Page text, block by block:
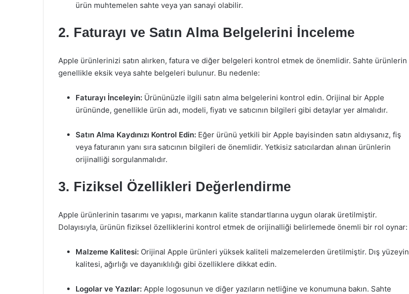
ürün muhtemelen sahte veya yan sanayi olabilir.
2. Faturayı ve Satın Alma Belgelerini İnceleme
Apple ürünlerinizi satın alırken, fatura ve diğer belgeleri kontrol etmek de önemlidir. Sahte ürünlerin
genellikle eksik veya sahte belgeleri bulunur. Bu nedenle:
Faturayı İnceleyin: Ürününüzle ilgili satın alma belgelerini kontrol edin. Orijinal bir Apple
ürününde, genellikle ürün adı, modeli, fiyatı ve satıcının bilgileri gibi detaylar yer almalıdır.
Satın Alma Kaydınızı Kontrol Edin: Eğer ürünü yetkili bir Apple bayisinden satın aldıysanız, fiş
veya faturanın yanı sıra satıcının bilgileri de önemlidir. Yetkisiz satıcılardan alınan ürünlerin
orijinalliği sorgulanmalıdır.
3. Fiziksel Özellikleri Değerlendirme
Apple ürünlerinin tasarımı ve yapısı, markanın kalite standartlarına uygun olarak üretilmiştir.
Dolayısıyla, ürünün fiziksel özelliklerini kontrol etmek de orijinalliği belirlemede önemli bir rol oynar:
Malzeme Kalitesi: Orijinal Apple ürünleri yüksek kaliteli malzemelerden üretilmiştir. Dış yüzeyin
kalitesi, ağırlığı ve dayanıklılığı gibi özelliklere dikkat edin.
Logolar ve Yazılar: Apple logosunun ve diğer yazıların netliğine ve konumuna bakın. Sahte